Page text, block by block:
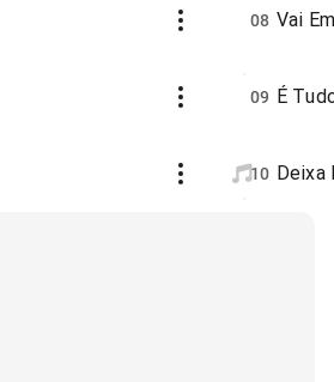
08 Vai
09 É
10 Deixa